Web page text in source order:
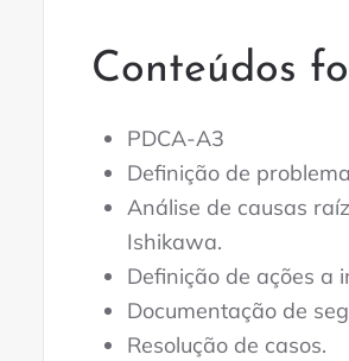
Conteúdos
PDCA-A3
Definição de
Análise de causas
Ishikawa.
Definição de ações a
Documentação de
Resolução de casos.